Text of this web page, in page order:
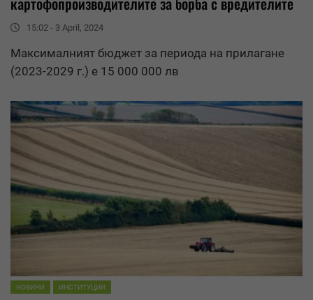
15:02 - 3 April, 2024
Максималният бюджет за периода на прилагане
(2023-2029 г.) е 15 000 000 лв
НОВИНИ ИНСТИТУЦИИ